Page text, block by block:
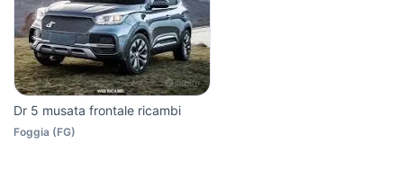
Dr 5 musata frontale ricambi
Foggia (FG)